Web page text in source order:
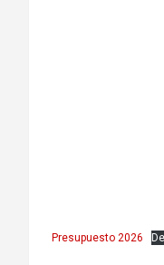
Presupuesto 2026